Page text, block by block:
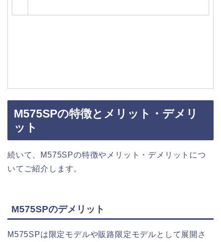
M575SPの特徴とメリット・デメリ
ット
続いて、M575SPの特徴やメリット・デメリットにつ
いてご紹介します。
M575SPのデメリット
M575SPは限定モデルや販路限定モデルとして展開さ